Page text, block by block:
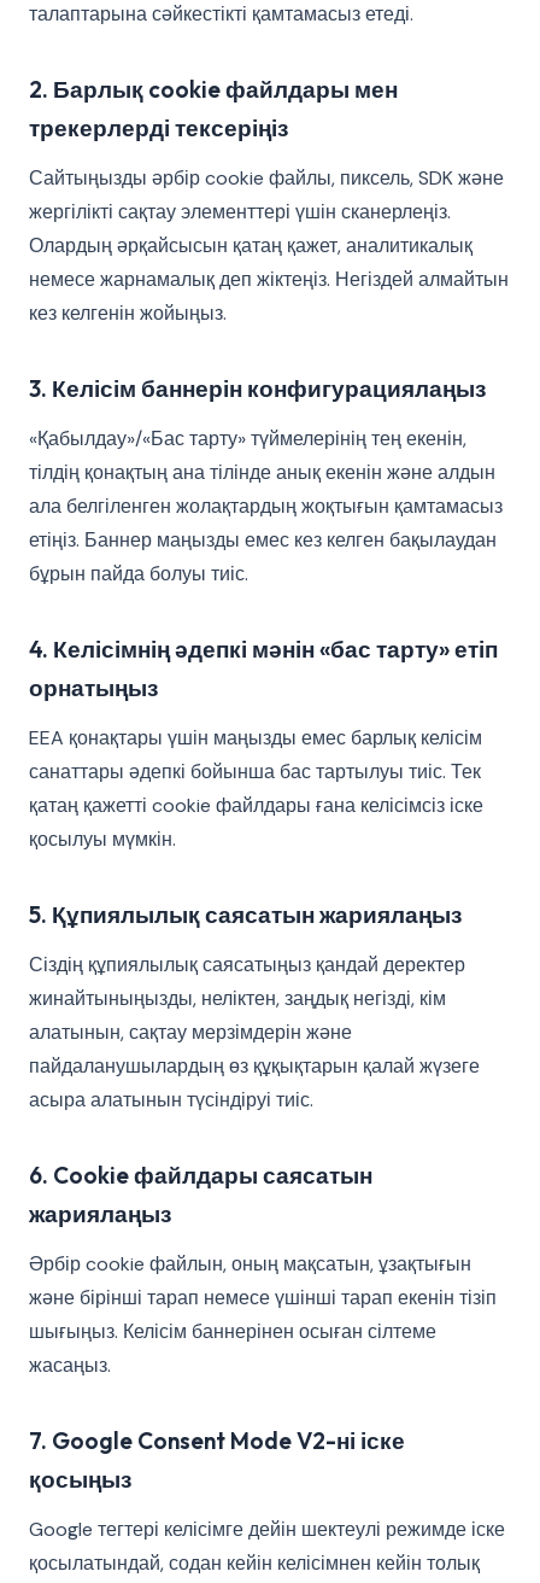
талаптарына сәйкестікті қамтамасыз етеді.
2. Барлық cookie файлдары мен
трекерлерді тексеріңіз
Сайтыңызды әрбір cookie файлы, пиксель, SDK және
жергілікті сақтау элементтері үшін сканерлеңіз.
Олардың әрқайсысын қатаң қажет, аналитикалық
немесе жарнамалық деп жіктеңіз. Негіздей алмайтын
кез келгенін жойыңыз.
3. Келісім баннерін конфигурациялаңыз
«Қабылдау»/«Бас тарту» түймелерінің тең екенін,
тілдің қонақтың ана тілінде анық екенін және алдын
ала белгіленген жолақтардың жоқтығын қамтамасыз
етіңіз. Баннер маңызды емес кез келген бақылаудан
бұрын пайда болуы тиіс.
4. Келісімнің әдепкі мәнін «бас тарту» етіп
орнатыңыз
EEA қонақтары үшін маңызды емес барлық келісім
санаттары әдепкі бойынша бас тартылуы тиіс. Тек
қатаң қажетті cookie файлдары ғана келісімсіз іске
қосылуы мүмкін.
5. Құпиялылық саясатын жариялаңыз
Сіздің құпиялылық саясатыңыз қандай деректер
жинайтыныңызды, неліктен, заңдық негізді, кім
алатынын, сақтау мерзімдерін және
пайдаланушылардың өз құқықтарын қалай жүзеге
асыра алатынын түсіндіруі тиіс.
6. Cookie файлдары саясатын
жариялаңыз
Әрбір cookie файлын, оның мақсатын, ұзақтығын
және бірінші тарап немесе үшінші тарап екенін тізіп
шығыңыз. Келісім баннерінен осыған сілтеме
жасаңыз.
7. Google Consent Mode V2-ні іске
қосыңыз
Google тегтері келісімге дейін шектеулі режимде іске
қосылатындай, содан кейін келісімнен кейін толық